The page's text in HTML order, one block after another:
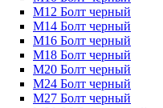
М12 Болт черный
М14 Болт черный
М16 Болт черный
М18 Болт черный
М20 Болт черный
М24 Болт черный
М27 Болт черный